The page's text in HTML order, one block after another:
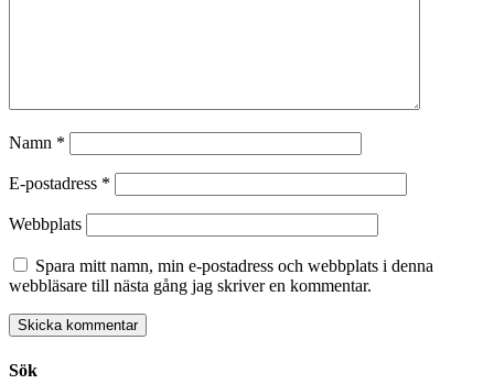
Namn *
E-postadress *
Webbplats
Spara mitt namn, min e-postadress och webbplats i denna
webbläsare till nästa gång jag skriver en kommentar.
Sök